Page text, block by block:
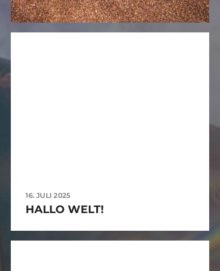
16. JULI 2025
HALLO WELT!